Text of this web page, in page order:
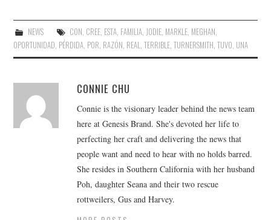
NEWS CON CREE, ESTA, FAMILIA, JODIE, MARKLE, MEGHAN
OPORTUNIDAD PÉRDIDA POR RAZÓN REAL ,TERRIBLE ,TURNERSMITH ,TUVO UNA
CONNIE CHU
Connie is the visionary leader behind the news team
here at Genesis Brand. She's devoted her life to
perfecting her craft and delivering the news that
people want and need to hear with no holds barred.
She resides in Southern California with her husband
Poh, daughter Seana and their two rescue
rottweilers, Gus and Harvey.